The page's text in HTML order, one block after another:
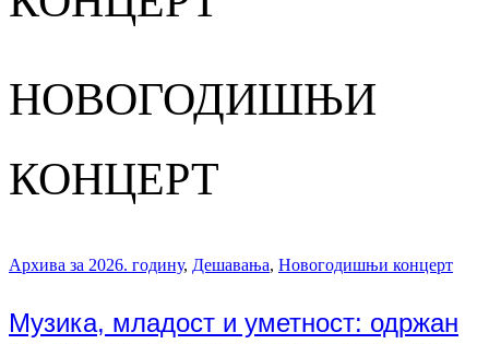
НОВОГОДИШЊИ
КОНЦЕРТ
Архива за 2026. годину, Дешавања, Новогодишњи концерт
Музика, младост и уметност: одржан